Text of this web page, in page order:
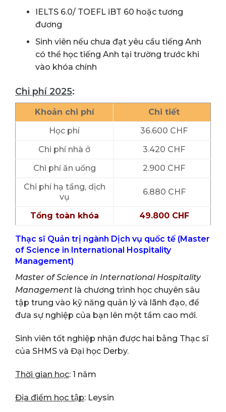
IELTS 6.0/ TOEFL iBT 60 hoặc tương
đương
Sinh viên nếu chưa đạt yêu cầu tiếng Anh
có thể học tiếng Anh tại trường trước khi
vào khóa chính
Chi phí 2025:
Khoản chi phí
Chi tiết
Học phí
36.600 CHF
Chi phí nhà ở
3.420 CHF
Chi phí ăn uống
2.900 CHF
Chi phí hạ tầng, dịch
vụ
6.880 CHF
Tổng toàn khóa 49.800 CHF
Thạc sĩ Quản trị ngành Dịch vụ quốc tế (Master
of Science in International Hospitality
Management)
Master of Science in International Hospitality
Management là chương trình học chuyên sâu
tập trung vào kỹ năng quản lý và lãnh đạo, để
đưa sự nghiệp của bạn lên một tầm cao mới.
Sinh viên tốt nghiệp nhận được hai bằng Thạc sĩ
của SHMS và Đại học Derby.
Thời gian học: 1 năm
Địa điểm học tập: Leysin